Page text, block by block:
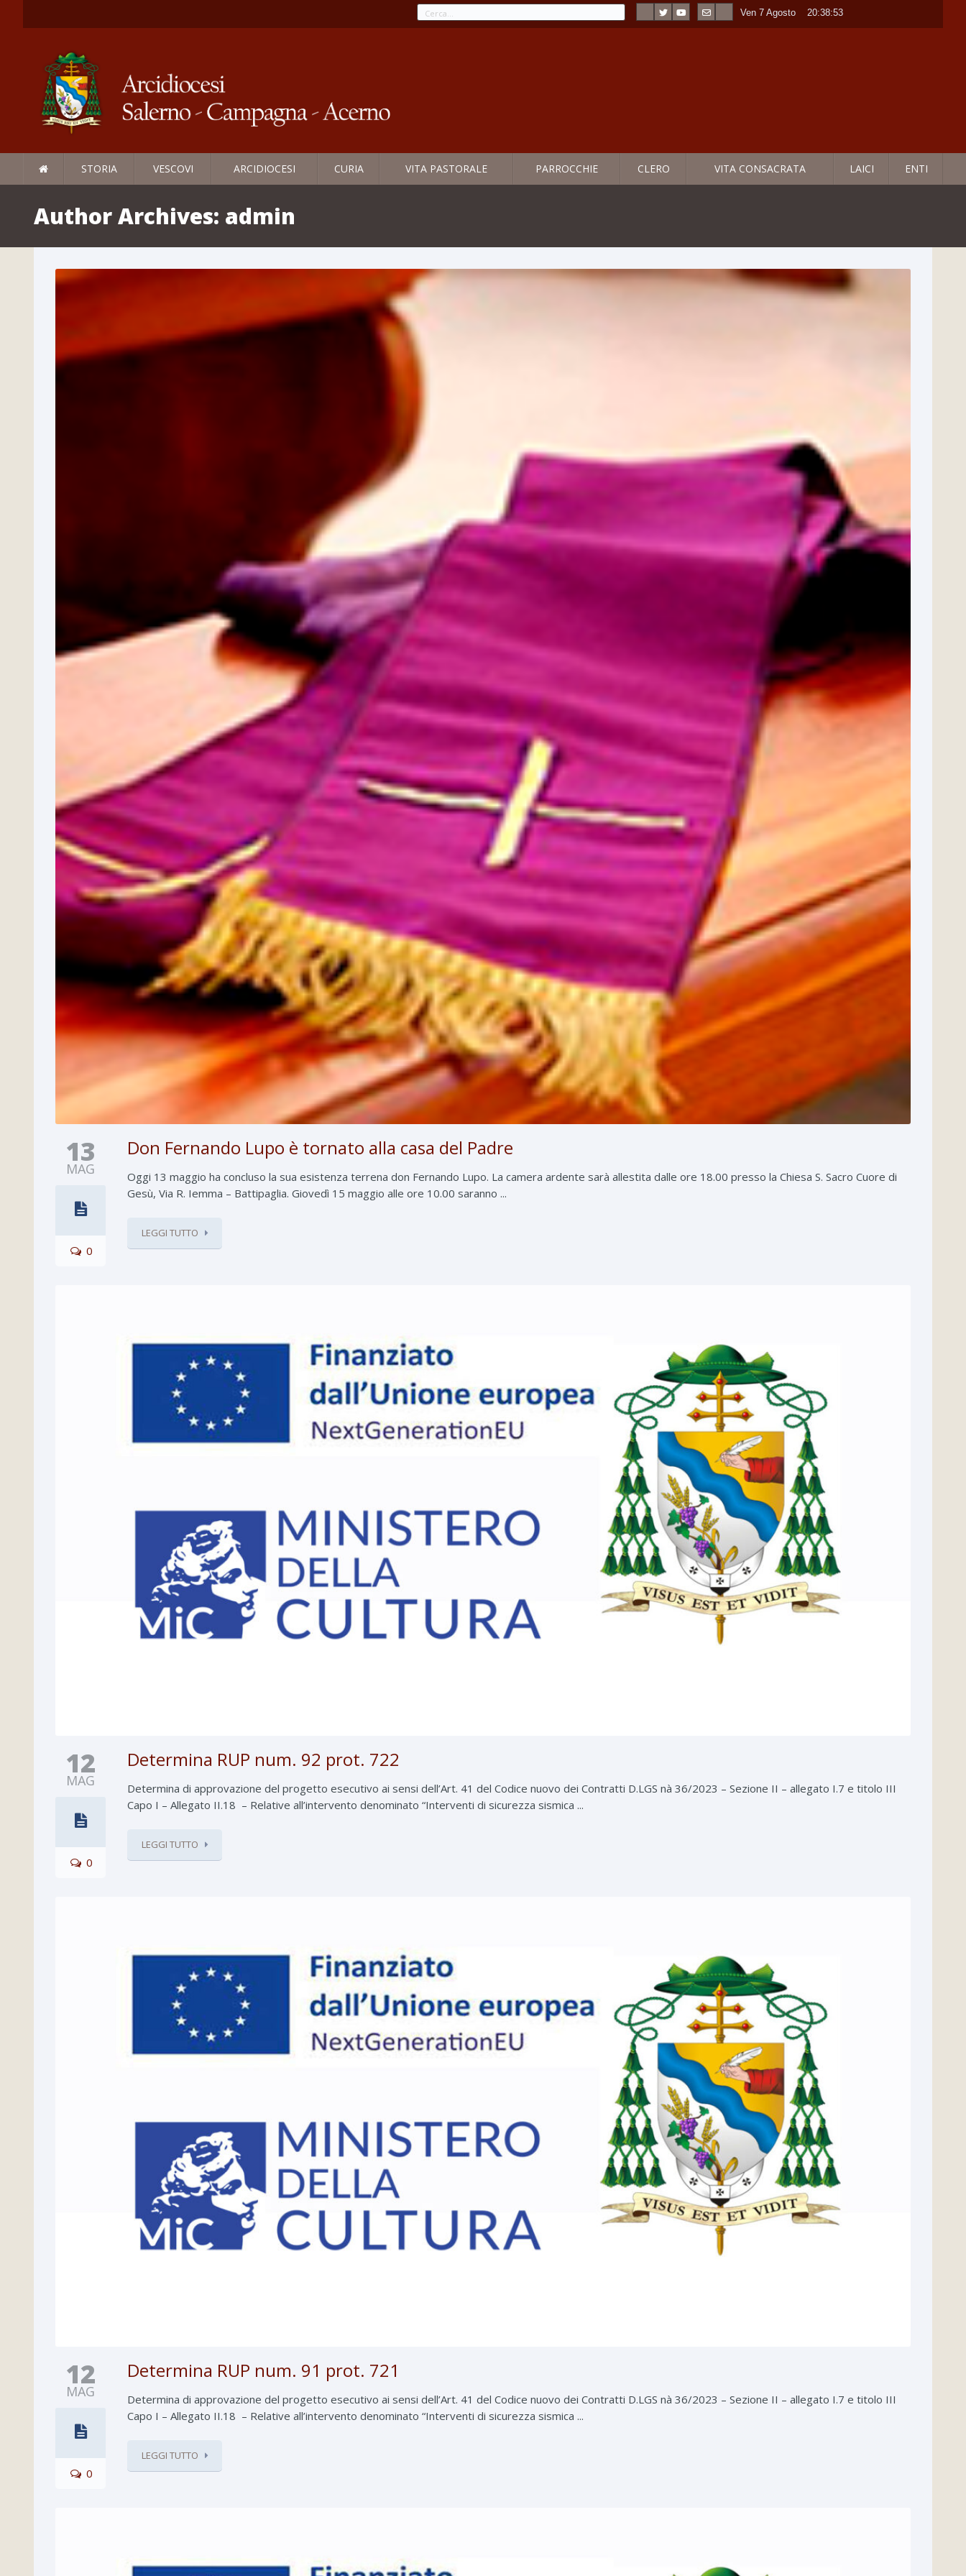
Ven 7 Agosto ----20:38:55
STORIA VESCOVI ARCIDIOCESI CURIA VITA PASTORALE PARROCCHIE CLERO VITA CONSACRATA LAICI ENTI
Author Archives: admin
13
MAG
0
Don Fernando Lupo è tornato alla casa del Padre
Oggi 13 maggio ha concluso la sua esistenza terrena don Fernando Lupo. La camera ardente sarà allestita dalle ore 18.00 presso la Chiesa S. Sacro Cuore di
Gesù, Via R. Iemma – Battipaglia. Giovedì 15 maggio alle ore 10.00 saranno ...
LEGGI TUTTO
12
MAG
0
Determina RUP num. 92 prot. 722
Determina di approvazione del progetto esecutivo ai sensi dell’Art. 41 del Codice nuovo dei Contratti D.LGS nà 36/2023 – Sezione II – allegato I.7 e titolo III
Capo I – Allegato II.18 – Relative all’intervento denominato “Interventi di sicurezza sismica ...
LEGGI TUTTO
12
MAG
0
Determina RUP num. 91 prot. 721
Determina di approvazione del progetto esecutivo ai sensi dell’Art. 41 del Codice nuovo dei Contratti D.LGS nà 36/2023 – Sezione II – allegato I.7 e titolo III
Capo I – Allegato II.18 – Relative all’intervento denominato “Interventi di sicurezza sismica ...
LEGGI TUTTO